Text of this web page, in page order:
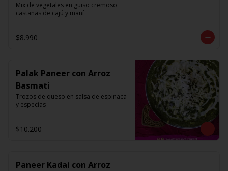
Mix de vegetales en guiso cremoso
castañas de cajú y maní
$8.990
Palak Paneer con Arroz
Basmati
Trozos de queso en salsa de espinaca
y especias
$10.200
Paneer Kadai con Arroz